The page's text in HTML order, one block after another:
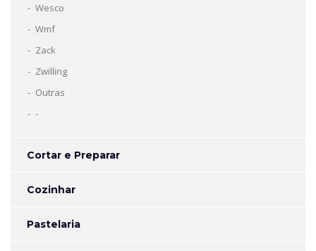
Wesco
Wmf
Zack
Zwilling
Outras
-
Cortar e Preparar
Cozinhar
Pastelaria